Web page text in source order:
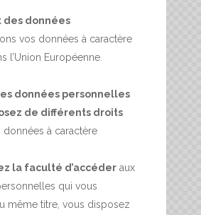
des données
vos données à caractère
l’Union Européenne.
données personnelles
de différents droits
données à caractère
la faculté d’accéder aux
qui vous
même titre, vous disposez